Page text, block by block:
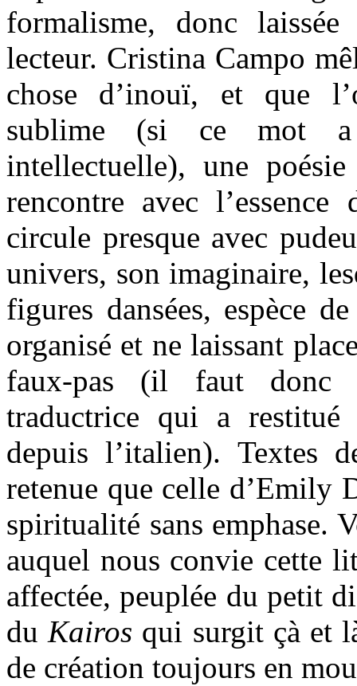
formalisme, donc
lecteur. Cristina Campo
chose d’inouï, et que
sublime (si ce mot a
intellectuelle), une
rencontre avec
circule presque avec
univers, son imaginaire,
figures dansées, espèce
organisé et ne laissant
faux-pas (il faut donc
traductrice qui a restitué
depuis l’italien). Textes
retenue que celle d’Emily
spiritualité sans emphase.
auquel nous convie cette
affectée, peuplée du petit
duKairos qui surgit çà et
de création toujours en